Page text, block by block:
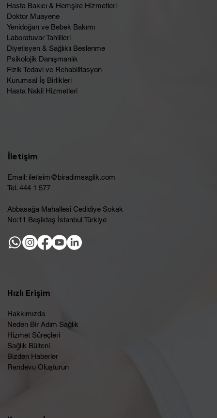
Hasta Bakıcı & Hemşire Hizmetleri
Doktor Muayene
Yenidoğan ve Bebek Bakımı
Laboratuvar Tahlilleri
Diyetisyen & Sağlıklı Beslenme
Psikolojik Danışmanlık
Fizik Tedavi ve Rehabilitasyon
Kurumsal İş Birlikleri
Hasta Nakil Hizmetleri
İletişim
Email: iletisim@biradimsaglik.com
Tel. 444 1 577
Abbasağa Mahallesi Cedidiye Sokak
No:11 Beşiktaş İstanbul Türkiye
Hızlı Erişim
Hakkımızda
Neden Bir Adım Sağlık
Hizmet Süreçleri
Sağlık Bülteni
Bizden Haberler
Randevu Oluşturun​